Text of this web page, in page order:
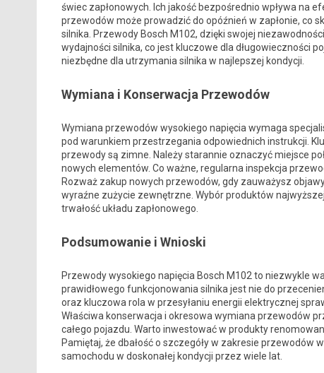
świec zapłonowych. Ich jakość bezpośrednio wpływa na
przewodów może prowadzić do opóźnień w zapłonie, co
silnika. Przewody Bosch M102, dzięki swojej
wydajności silnika, co jest kluczowe dla długowieczności
niezbędne dla utrzymania silnika w najlepszej kondycji.
Wymiana i Konserwacja Przewodów
Wymiana przewodów wysokiego napięcia wymaga
pod warunkiem przestrzegania odpowiednich instrukcji.
przewody są zimne. Należy starannie oznaczyć miejsce
nowych elementów. Co ważne, regularna inspekcja
Rozważ zakup nowych przewodów, gdy zauważysz
wyraźne zużycie zewnętrzne. Wybór produktów
trwałość układu zapłonowego.
Podsumowanie i Wnioski
Przewody wysokiego napięcia Bosch M102 to niezwykle
prawidłowego funkcjonowania silnika jest nie do
oraz kluczowa rola w przesyłaniu energii elektrycznej
Właściwa konserwacja i okresowa wymiana przewodów
całego pojazdu. Warto inwestować w produkty
Pamiętaj, że dbałość o szczegóły w zakresie
samochodu w doskonałej kondycji przez wiele lat.